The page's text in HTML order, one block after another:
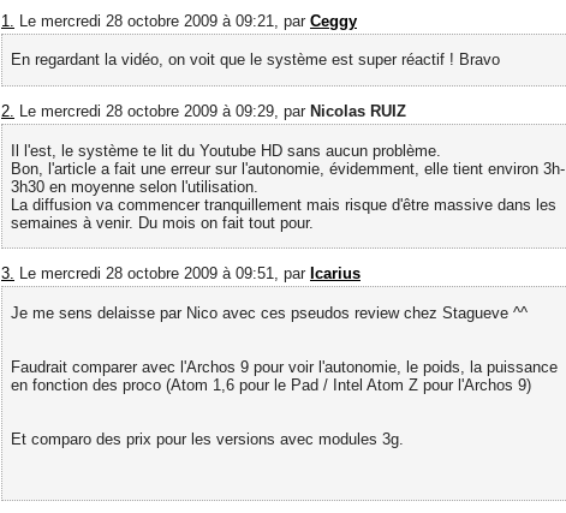
1.
Le mercredi 28 octobre 2009 à 09:21, par Ceggy
En regardant la vidéo, on voit que le système est super réactif ! Bravo
2. Le mercredi 28 octobre 2009 à 09:29, par Nicolas RUIZ
Il l'est, le système te lit du Youtube HD sans aucun problème.
Bon, l'article a fait une erreur sur l'autonomie, évidemment, elle tient environ 3h-
3h30 en moyenne selon l'utilisation.
La diffusion va commencer tranquillement mais risque d'être massive dans les
semaines à venir. Du mois on fait tout pour.
3. Le mercredi 28 octobre 2009 à 09:51, par Icarius
Je me sens delaisse par Nico avec ces pseudos review chez Stagueve ^^
Faudrait comparer avec l'Archos 9 pour voir l'autonomie, le poids, la puissance
en fonction des proco (Atom 1,6 pour le Pad / Intel Atom Z pour l'Archos 9)
Et comparo des prix pour les versions avec modules 3g.